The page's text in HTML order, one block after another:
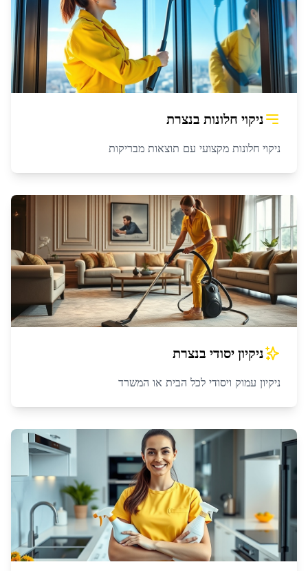
ניקוי חלונות בנצרת
ניקוי חלונות מקצועי עם תוצאות מבריקות
ניקיון יסודי בנצרת
ניקיון עמוק ויסודי לכל הבית או המשרד